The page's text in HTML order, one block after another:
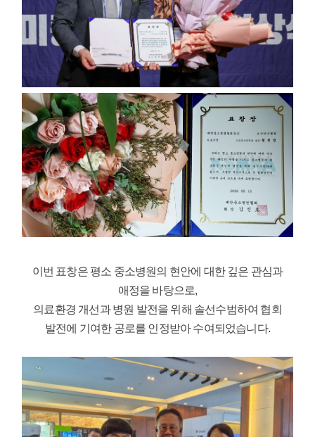
이번 표창은 평소 중소병원의 현안에 대한 깊은 관심과
애정을 바탕으로,
의료환경 개선과 병원 발전을 위해 솔선수범하여 협회
발전에 기여한 공로를 인정받아 수여되었습니다.